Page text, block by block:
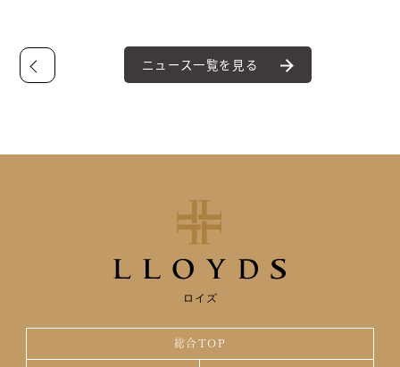
ニュース一覧を見る
ロイズ
総合TOP